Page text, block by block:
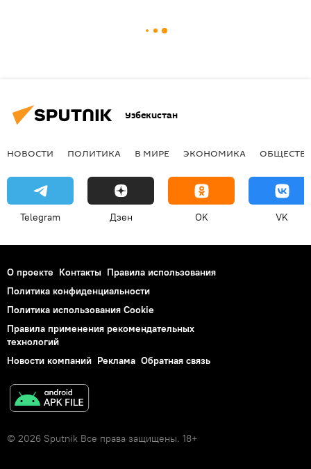
Узбекистан
НОВОСТИ ПОЛИТИКА В МИРЕ ЭКОНОМИКА
Telegram Дзен OK VK
О проекте Контакты Правила использования
Политика конфиденциальности
Политика использования Cookie
Правила применения рекомендательных
технологий
Новости компаний Реклама Обратная связь
© 2026 Sputnik Все права защищены. 18+